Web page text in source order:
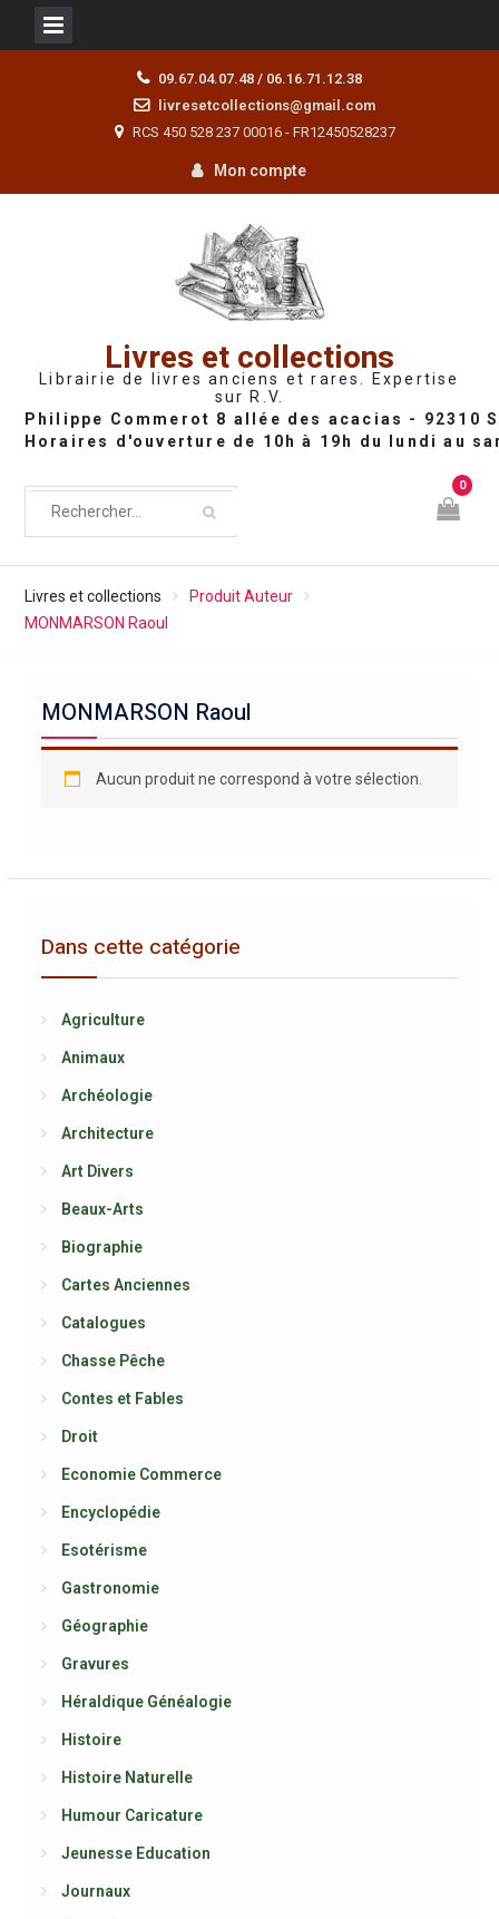
09.67.04.07.48 / 06.16.71.12.38
livresetcollections@gmail.com
RCS 450 528 237 00016 - FR12450528237
Mon compte
Livres et collections
Librairie de livres anciens et rares. Expertise
sur R.V.
0
Livres et collections
Produit Auteur
MONMARSON Raoul
MONMARSON Raoul
Aucun produit ne correspond à votre sélection.
Dans cette catégorie
Agriculture
Animaux
Archéologie
Architecture
Art Divers
Beaux-Arts
Biographie
Cartes Anciennes
Catalogues
Chasse Pêche
Contes et Fables
Droit
Economie Commerce
Encyclopédie
Esotérisme
Gastronomie
Géographie
Gravures
Héraldique Généalogie
Histoire
Histoire Naturelle
Humour Caricature
Jeunesse Education
Journaux